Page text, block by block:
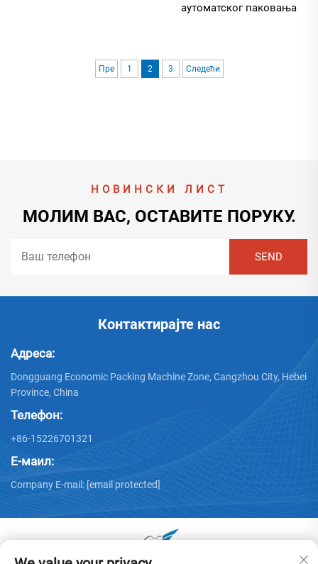
аутоматског паковања
Пре 1 2 3 Следећи
НОВИНСКИ ЛИСТ
МОЛИМ ВАС, ОСТАВИТЕ ПОРУКУ.
Контактирајте нас
Адреса:
Dongguang Economic Packing Machine Zone, Cangzhou City, Hebei
Province, China
Телефон:
+86-15226701321
Е-маил:
Company E-mail: [email protected]